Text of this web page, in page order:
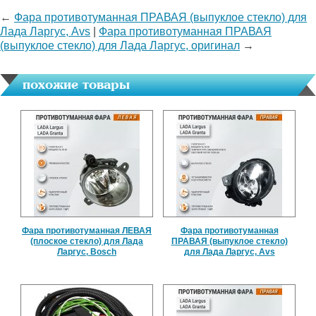
← Фара противотуманная ПРАВАЯ (выпуклое стекло) для
Лада Ларгус, Avs
Фара противотуманная ПРАВАЯ
(выпуклое стекло) для Лада Ларгус, оригинал →
похожие товары
Фара противотуманная ЛЕВАЯ
(плоское стекло) для Лада
Ларгус, Bosch
Фара противотуманная
ПРАВАЯ (выпуклое стекло)
для Лада Ларгус, Avs